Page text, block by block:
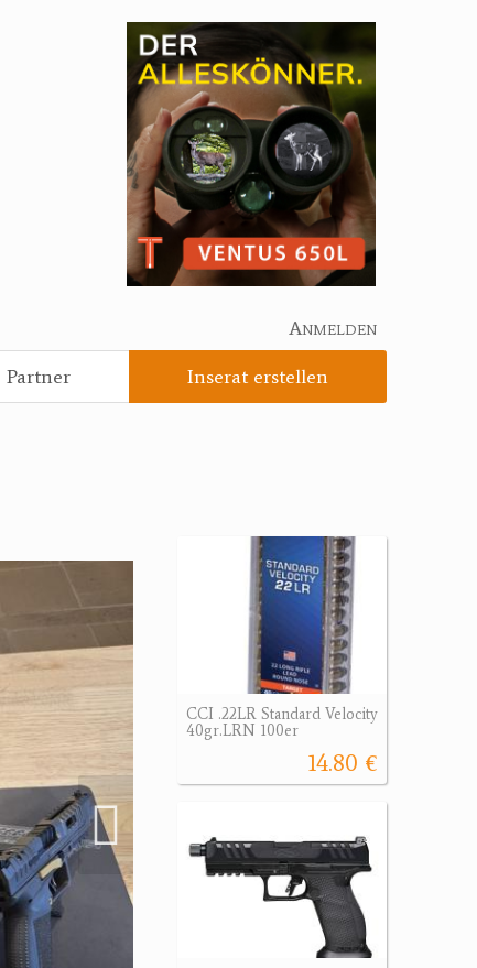
Anmelden
Partner Inserat erstellen
CCI .22LR Standard Velocity
40gr.LRN 100er
14.80 €